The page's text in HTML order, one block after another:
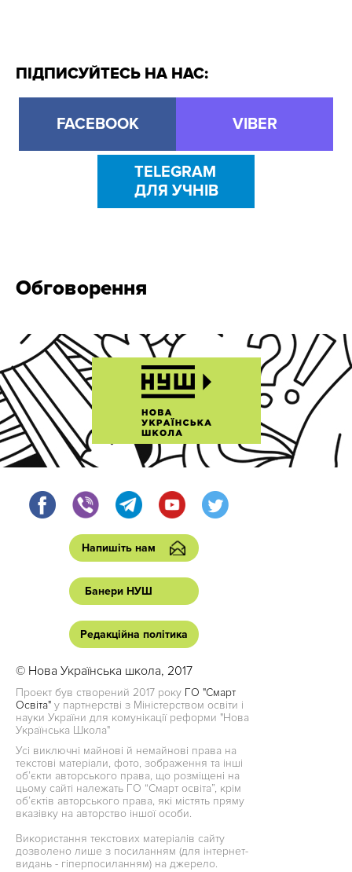
ПІДПИСУЙТЕСЬ НА НАС:
FACEBOOK VIBER
TELEGRAM
ДЛЯ УЧНІВ
Обговорення
Напишіть нам
Банери НУШ
Редакційна політика
© Нова Українська школа, 2017
Проект був створений 2017 року ГО "Смарт
Освіта" у партнерстві з Міністерством освіти і
науки України для комунікації реформи "Нова
Українська Школа"
Усі виключні майнові й немайнові права на
текстові матеріали, фото, зображення та інші
об’єкти авторського права, що розміщені на
цьому сайті належать ГО “Смарт освіта”, крім
об’єктів авторського права, які містять пряму
вказівку на авторство іншої особи.
Використання текстових матеріалів сайту
дозволено лише з посиланням (для інтернет-
видань - гіперпосиланням) на джерело.